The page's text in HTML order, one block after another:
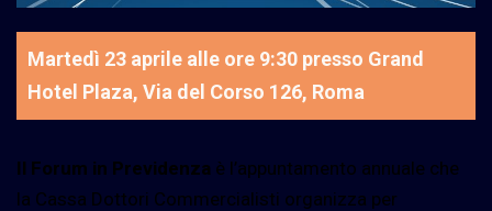
Martedì 23 aprile alle ore 9:30 presso Grand
Hotel Plaza, Via del Corso 126, Roma
Il Forum in Previdenza è l’appuntamento annuale che
la Cassa Dottori Commercialisti organizza per